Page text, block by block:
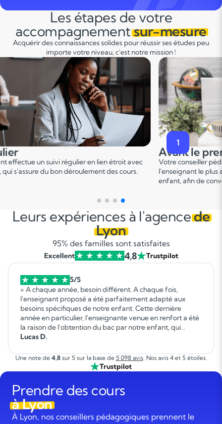
Les étapes de votre
accompagnementsur-mesure
Acquérir des connaissances solides pour réussir ses études peu
importe votre niveau, c'est notre mission !
cours
pédagogique vous met en relation avec
adapté en fonction du profil de votre
2
Pendant le
Ce 1er cours permet
points forts et de
sur le programme.
Leurs expériences à l'agencede
Lyon
95% des familles sont satisfaites
Excellent 4,8 Trustpilot
5/5
« A chaque année, besoin différent. A chaque fois,
l'enseignant proposé a été parfaitement adapté aux
besoins spécifiques de notre enfant. Cette dernière
année en particulier, l'enseignante venue en renfort a été
la raison de l'obtention du bac par notre enfant, qui
autrement ne l'aurait pas réussi. Elle a fait un travail
Lucas D.
Une note de 4,8sur 5 sur la base de 5 098 avis. Nos avis 4 et 5 étoiles.
Trustpilot
Prendre des cours
à Lyon
À Lyon, nos conseillers pédagogiques prennent le